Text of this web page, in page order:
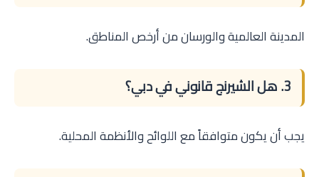
المدينة العالمية والورسان من أرخص المناطق.
3. هل الشيرنج قانوني في دبي؟
يجب أن يكون متوافقاً مع اللوائح والأنظمة المحلية.